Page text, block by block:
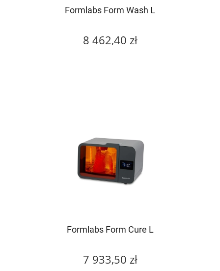
Formlabs Form Wash L
8 462,40 zł
Formlabs Form Cure L
7 933,50 zł